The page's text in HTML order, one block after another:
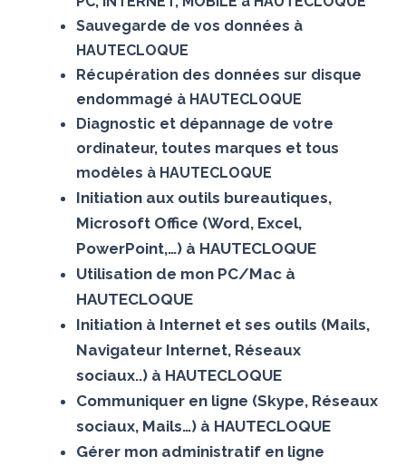
Sauvegarde de vos données à
HAUTECLOQUE
Récupération des données sur disque
endommagé à HAUTECLOQUE
Diagnostic et dépannage de votre
ordinateur, toutes marques et tous
modèles à HAUTECLOQUE
Initiation aux outils bureautiques,
Microsoft Office (Word, Excel,
PowerPoint,…) à HAUTECLOQUE
Utilisation de mon PC/Mac à
HAUTECLOQUE
Initiation à Internet et ses outils (Mails,
Navigateur Internet, Réseaux
sociaux..) à HAUTECLOQUE
Communiquer en ligne (Skype, Réseaux
sociaux, Mails…) à HAUTECLOQUE
Gérer mon administratif en ligne